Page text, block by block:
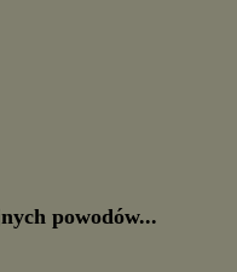
powodów...